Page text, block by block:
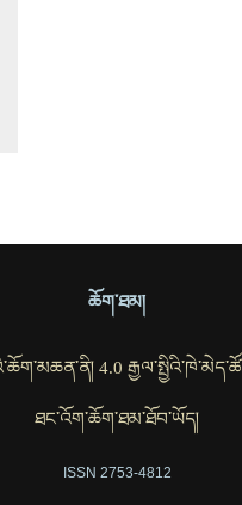
ཆོག་ཐམ།
4.0
ཐང་འོག་ཆོག་ཐམ་ཐོབ་ཡོད།
ISSN 2753-4812